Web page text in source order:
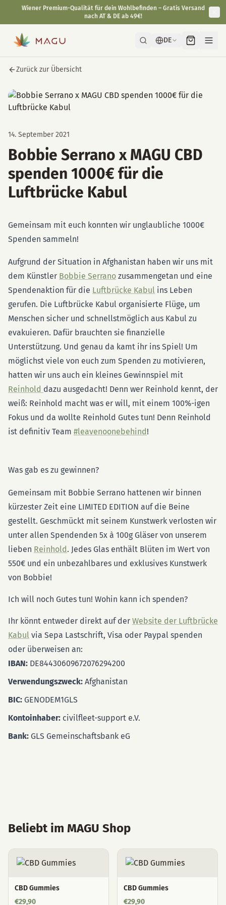
DE
Zurück zur Übersicht
14. September 2021
Bobbie Serrano x MAGU CBD
spenden 1000€ für die
Luftbrücke Kabul
Gemeinsam mit euch konnten wir unglaubliche 1000€
Spenden sammeln!
Aufgrund der Situation in Afghanistan haben wir uns mit
dem Künstler Bobbie Serrano zusammengetan und eine
Spendenaktion für die Luftbrücke Kabul ins Leben
gerufen. Die Luftbrücke Kabul organisierte Flüge, um
Menschen sicher und schnellstmöglich aus Kabul zu
evakuieren. Dafür brauchten sie finanzielle
Unterstützung. Und genau da kamt ihr ins Spiel! Um
möglichst viele von euch zum Spenden zu motivieren,
hatten wir uns auch ein kleines Gewinnspiel mit
Reinhold dazu ausgedacht! Denn wer Reinhold kennt, der
weiß: Reinhold macht was er will, mit einem 100%-igen
Fokus und da wollte Reinhold Gutes tun! Denn Reinhold
ist definitiv Team #leavenoonebehind!
Was gab es zu gewinnen?
Gemeinsam mit Bobbie Serrano hattenen wir binnen
kürzester Zeit eine LIMITED EDITION auf die Beine
gestellt. Geschmückt mit seinem Kunstwerk verlosten wir
unter allen Spendenden 5x à 100g Gläser von unserem
lieben Reinhold. Jedes Glas enthält Blüten im Wert von
550€ und ein unbezahlbares und exklusives Kunstwerk
von Bobbie!
Ich will noch Gutes tun! Wohin kann ich spenden?
Ihr könnt entweder direkt auf der Website der Luftbrücke
Kabul via Sepa Lastschrift, Visa oder Paypal spenden
oder überweisen an:
IBAN: DE84430609672076294200
Verwendungszweck: Afghanistan
BIC: GENODEM1GLS
Kontoinhaber: civilfleet-support e.V.
Bank: GLS Gemeinschaftsbank eG
Beliebt im MAGU Shop
CBD Gummies
€29,90
CBD Gummies
€29,90
Wiener Premium-Qualität für dein Wohlbefinden – Gratis Versand
nach AT & DE ab 49€!